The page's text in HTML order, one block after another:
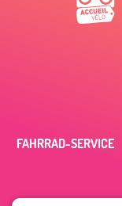
FAHRRAD-SERVICE